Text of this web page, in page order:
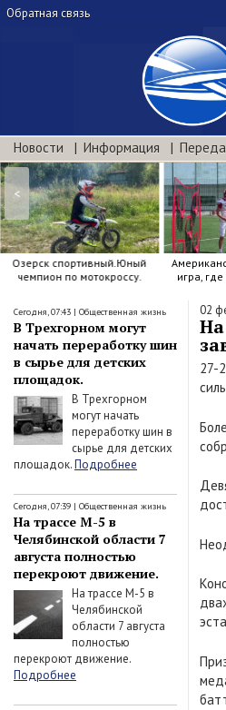
Обратная связь
Новости Информация
Озерск спортивный.Юный
чемпион по мотокроссу.
игра,
<
Сегодня, 07:43 | Общественная жизнь
В Трехгорном могут
начать переработку шин
в сырье для детских
площадок.
В Трехгорном
могут начать
переработку шин в
сырье для детских
площадок.Подробнее
Сегодня, 07:39 | Общественная жизнь
На трассе М-5 в
Челябинской области 7
августа полностью
перекроют движение.
На трассе М-5 в
Челябинской
области 7 августа
полностью
перекроют движение.
Подробнее
02
27-